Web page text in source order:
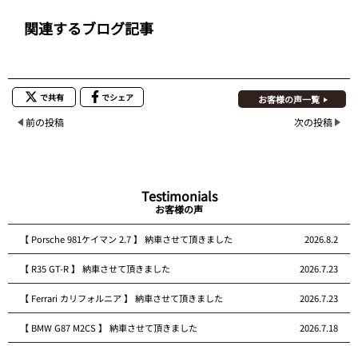
関連するブログ記事
で共有 でシェア お客様の声一覧
前の投稿 次の投稿
Testimonials
お客様の声
【 Porsche 981ケイマン 2.7 】 納車させて頂きました 2026.8.2
【 R35 GT-R 】 納車させて頂きました 2026.7.23
【 Ferrari カリフォルニア 】 納車させて頂きました 2026.7.23
【 BMW G87 M2CS 】 納車させて頂きました 2026.7.18